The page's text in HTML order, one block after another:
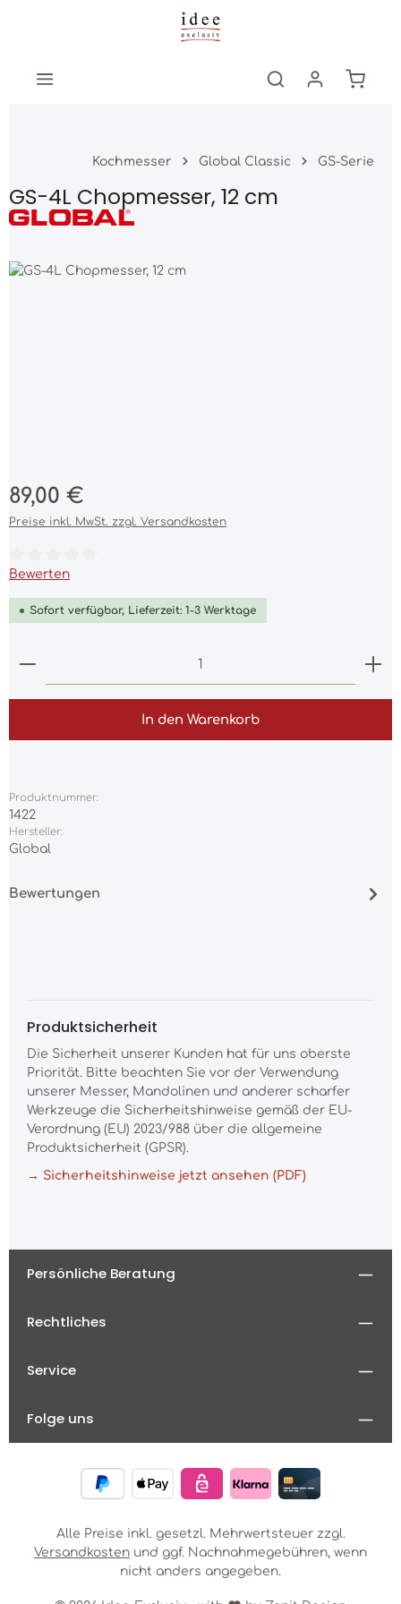
Zum Hauptinhalt springen
Kochmesser Global Classic GS-Serie
GS-4L Chopmesser, 12 cm
Bildergalerie überspringen
Regulärer Preis:
89,00 €
Preise inkl. MwSt. zzgl. Versandkosten
Durchschnittliche Bewertung von 0 von 5 Sternen
Bewerten
Sofort verfügbar, Lieferzeit: 1-3 Werktage
Produkt Anzahl: Gib den gewünschten Wert
In den Warenkorb
Produktnummer:
1422
Hersteller:
Global
Bewertungen
Produktsicherheit
Die Sicherheit unserer Kunden hat für uns oberste
Priorität. Bitte beachten Sie vor der Verwendung
unserer Messer, Mandolinen und anderer scharfer
Werkzeuge die Sicherheitshinweise gemäß der EU-
Verordnung (EU) 2023/988 über die allgemeine
Produktsicherheit (GPSR).
→ Sicherheitshinweise jetzt ansehen (PDF)
Persönliche Beratung
Rechtliches
Service
Folge uns
Alle Preise inkl. gesetzl. Mehrwertsteuer zzgl.
Versandkosten und ggf. Nachnahmegebühren, wenn
nicht anders angegeben.